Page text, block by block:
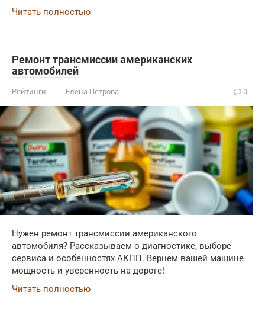
Читать полностью
Ремонт трансмиссии американских
автомобилей
Рейтинги Елена Петрова 0
Нужен ремонт трансмиссии американского
автомобиля? Рассказываем о диагностике, выборе
сервиса и особенностях АКПП. Вернем вашей машине
мощность и уверенность на дороге!
Читать полностью